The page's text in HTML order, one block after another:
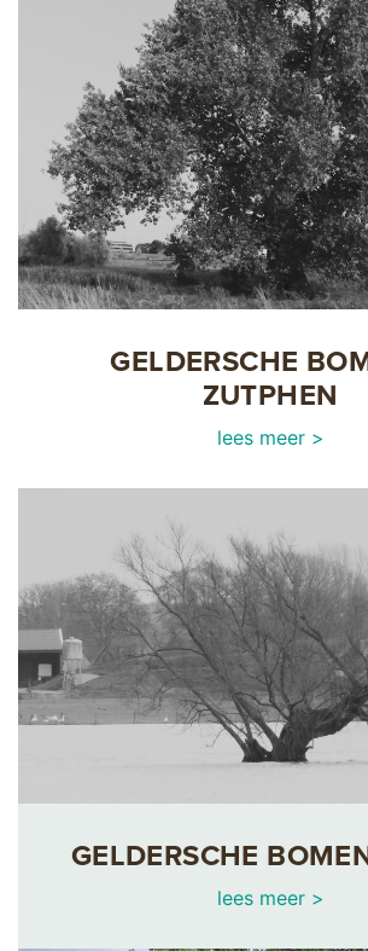
GELDERSCHE
ZUTPHEN
lees meer >
GELDERSCHE
lees meer >